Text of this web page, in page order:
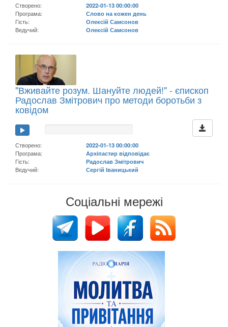
Створено:
2022-01-13 00:00:00
Програма:
Слово на кожен день
Гість:
Олексій Самсонов
Ведучий:
Олексій Самсонов
"Вживайте розум. Шануйте людей!" - єпископ
Радослав Змітрович про методи боротьби з
ковідом
Створено:
2022-01-13 00:00:00
Програма:
Архіпастир відповідає
Гість:
Радослав Змітрович
Ведучий:
Сергій Іваницький
Соціальні мережі